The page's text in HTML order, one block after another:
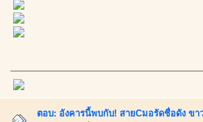
ตอบ: อังคารนี้พบกับ! สายCมอรัดชื่อดัง ขา